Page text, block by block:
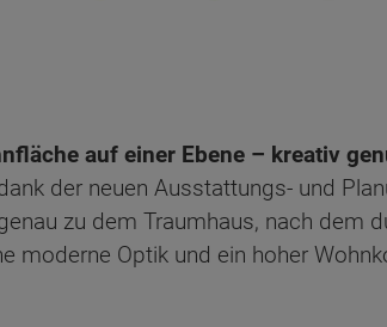
auf einer Ebene – kreativ
der neuen Ausstattungs- und
zu dem Traumhaus, nach dem
moderne Optik und ein hoher